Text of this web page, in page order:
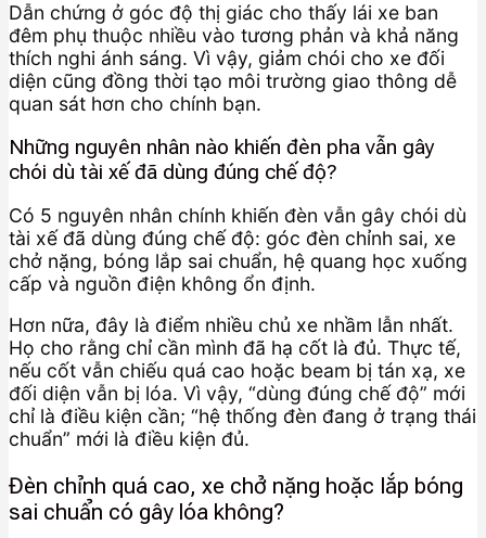
Dẫn chứng ở góc độ thị giác cho thấy lái xe ban
đêm phụ thuộc nhiều vào tương phản và khả năng
thích nghi ánh sáng. Vì vậy, giảm chói cho xe đối
diện cũng đồng thời tạo môi trường giao thông dễ
quan sát hơn cho chính bạn.
Những nguyên nhân nào khiến đèn pha vẫn gây
chói dù tài xế đã dùng đúng chế độ?
Có 5 nguyên nhân chính khiến đèn vẫn gây chói dù
tài xế đã dùng đúng chế độ: góc đèn chỉnh sai, xe
chở nặng, bóng lắp sai chuẩn, hệ quang học xuống
cấp và nguồn điện không ổn định.
Hơn nữa, đây là điểm nhiều chủ xe nhầm lẫn nhất.
Họ cho rằng chỉ cần mình đã hạ cốt là đủ. Thực tế,
nếu cốt vẫn chiếu quá cao hoặc beam bị tán xạ, xe
đối diện vẫn bị lóa. Vì vậy, “dùng đúng chế độ” mới
chỉ là điều kiện cần; “hệ thống đèn đang ở trạng thái
chuẩn” mới là điều kiện đủ.
Đèn chỉnh quá cao, xe chở nặng hoặc lắp bóng
sai chuẩn có gây lóa không?